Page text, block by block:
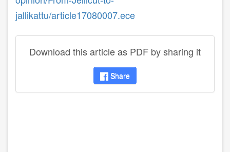
jallikattu/article17080007.ece
Download this article as PDF by sharing it
Share